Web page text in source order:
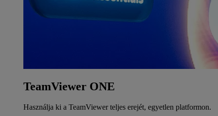
TeamViewer ONE
Használja ki a TeamViewer teljes erejét, egyetlen platformon.